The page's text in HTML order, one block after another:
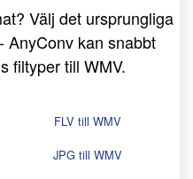
Välj det ursprungliga
AnyConv kan snabbt
filtyper till WMV.
FLV till WMV
JPG till WMV